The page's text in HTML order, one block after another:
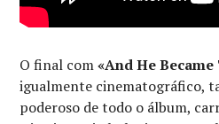
O final com«And He
igualmente cinematográfico,
poderoso de todo o álbum,